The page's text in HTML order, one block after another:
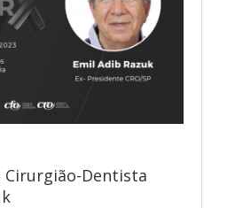
Cirurgião-Dentista